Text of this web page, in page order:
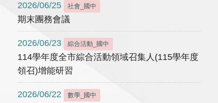
2026/06/25 社會_國中
期末團務會議
2026/06/23 綜合活動_國中
114學年度全市綜合活動領域召集人(115學年度
領召)增能研習
2026/06/22 數學_國中